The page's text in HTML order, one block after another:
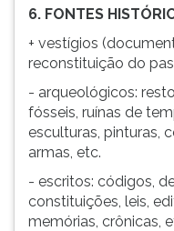
6. FONTES
+ vestígios
reconstituição do
- arqueológicos:
fósseis, ruínas de
esculturas, pinturas,
armas, etc.
- escritos: códigos,
constituições, leis,
memórias, crônicas,